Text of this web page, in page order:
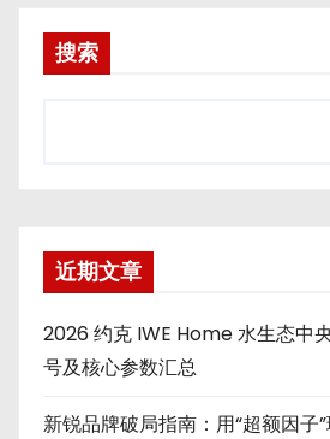
搜索
近期文章
2026 约克 IWE Home 水生态中
号及核心参数汇总
新锐品牌破局指南：用“超额因子